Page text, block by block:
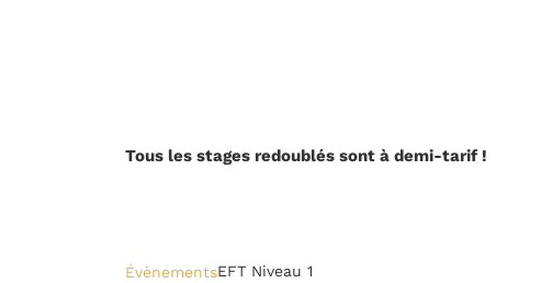
Tous les stages redoublés sont à demi-tarif !
ÉvènementsEFT Niveau 1